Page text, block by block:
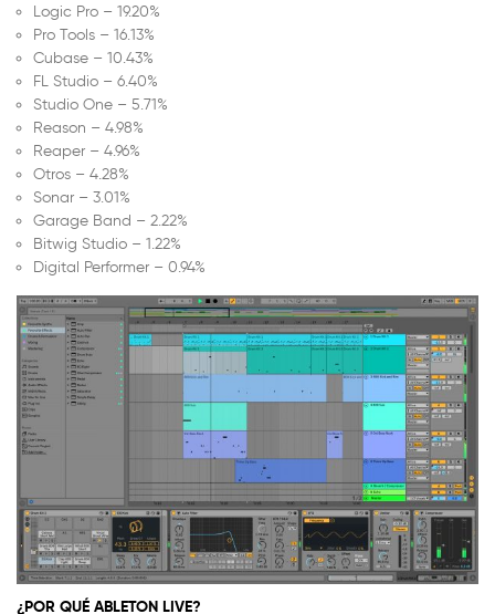
Logic Pro – 19.20%
Pro Tools – 16.13%
Cubase – 10.43%
FL Studio – 6.40%
Studio One – 5.71%
Reason – 4.98%
Reaper – 4.96%
Otros – 4.28%
Sonar – 3.01%
Garage Band – 2.22%
Bitwig Studio – 1.22%
Digital Performer – 0.94%
¿POR QUÉ ABLETON LIVE?